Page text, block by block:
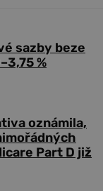
sazby beze
%
oznámila,
Part D již